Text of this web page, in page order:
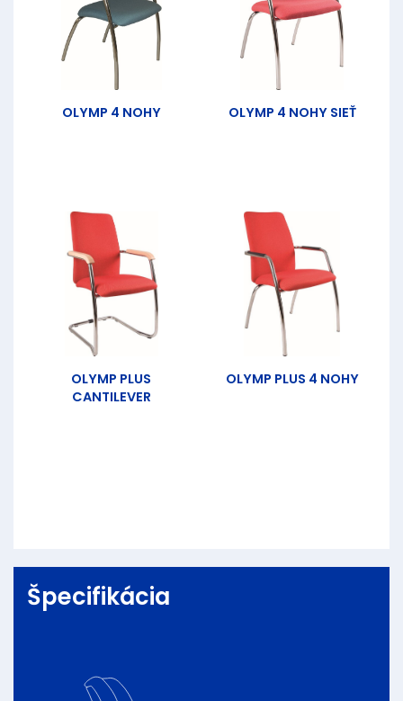
OLYMP 4 NOHY OLYMP 4 NOHY SIEŤ
OLYMP PLUS
CANTILEVER
OLYMP PLUS 4 NOHY
Špecifikácia